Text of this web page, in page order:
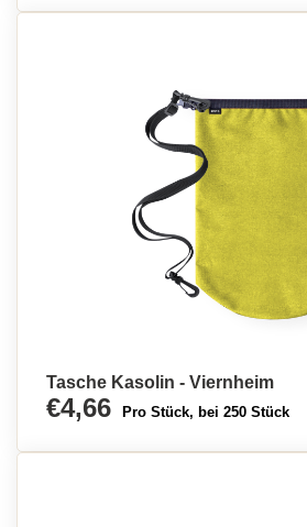
Tasche Kasolin - Viernheim
€4,66 Pro Stück, bei 250 Stück